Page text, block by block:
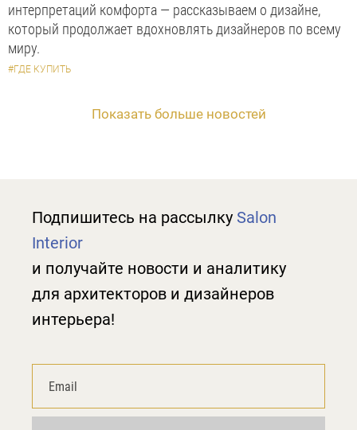
интерпретаций комфорта — рассказываем о дизайне,
который продолжает вдохновлять дизайнеров по всему
миру.
#ГДЕ КУПИТЬ
Показать больше новостей
Подпишитесь на рассылку Salon
Interior
и получайте новости и аналитику
для архитекторов и дизайнеров
интерьера!